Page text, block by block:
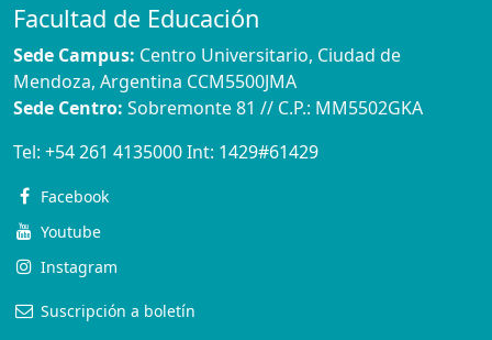
Facultad de Educación
Sede Campus: Centro Universitario, Ciudad de
Mendoza, Argentina CCM5500JMA
Sede Centro: Sobremonte 81 // C.P.: MM5502GKA
Tel: +54 261 4135000Int: 1429#61429
Facebook
Youtube
Instagram
Suscripción a boletín